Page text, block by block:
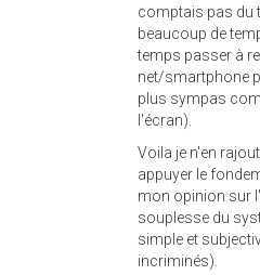
comptais pas du
beaucoup de
temps passer à
net/smartphone
plus sympas
l'écran).
Voila je n'en
appuyer le
mon opinion sur
souplesse du
simple et
incriminés).